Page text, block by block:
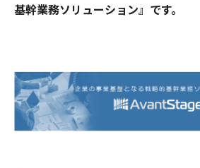
基幹業務ソリューション』です。